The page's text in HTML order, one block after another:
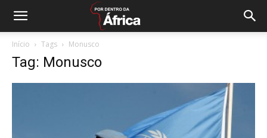
Início Tags Monusco
Tag: Monusco